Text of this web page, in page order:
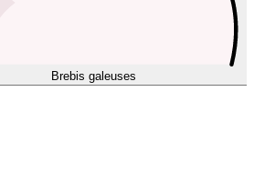
Brebis galeuses